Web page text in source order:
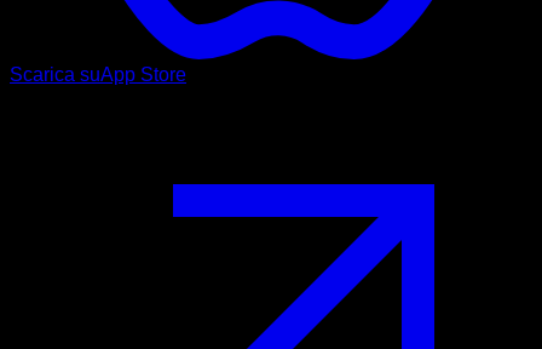
Scarica suApp Store